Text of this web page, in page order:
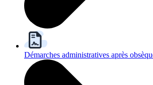
Démarches administratives après